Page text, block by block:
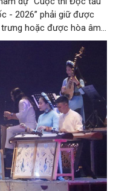
- 2026” phải giữ được
hoặc được hòa âm,
nhạc truyền thống Việt
tiếp bằng nhạc cụ dân